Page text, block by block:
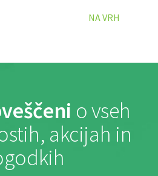
NA VRH
o vseh
akcijah in